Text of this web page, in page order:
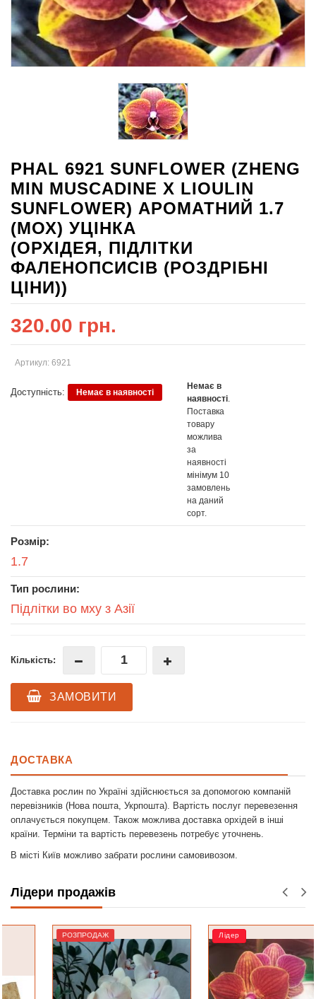
PHAL 6921 SUNFLOWER (ZHENG
MIN MUSCADINE X LIOULIN
SUNFLOWER) АРОМАТНИЙ 1.7
(МОХ) УЦІНКА
(ОРХІДЕЯ, ПІДЛІТКИ
ФАЛЕНОПСИСІВ (РОЗДРІБНІ
ЦІНИ))
320.00 грн.
Артикул: 6921
Доступність: Немає в наявності
Немає в
наявності
Поставка
товару
можлива
за
наявності
мінімум 10
замовлень
на даний
сорт.
Розмір:
1.7
Тип рослини:
Підлітки во мху з Азії
Кількість:
ЗАМОВИТИ
ДОСТАВКА
Доставка рослин по Україні здійснюється за допомогою компаній
перевізників (Нова пошта, Укрпошта). Вартість послуг перевезення
оплачується покупцем. Також можлива доставка орхідей в інші
країни. Терміни та вартість перевезень потребує уточнень.
В місті Київ можливо забрати рослини самовивозом.
Лідери продажів
РОЗПРОДАЖ